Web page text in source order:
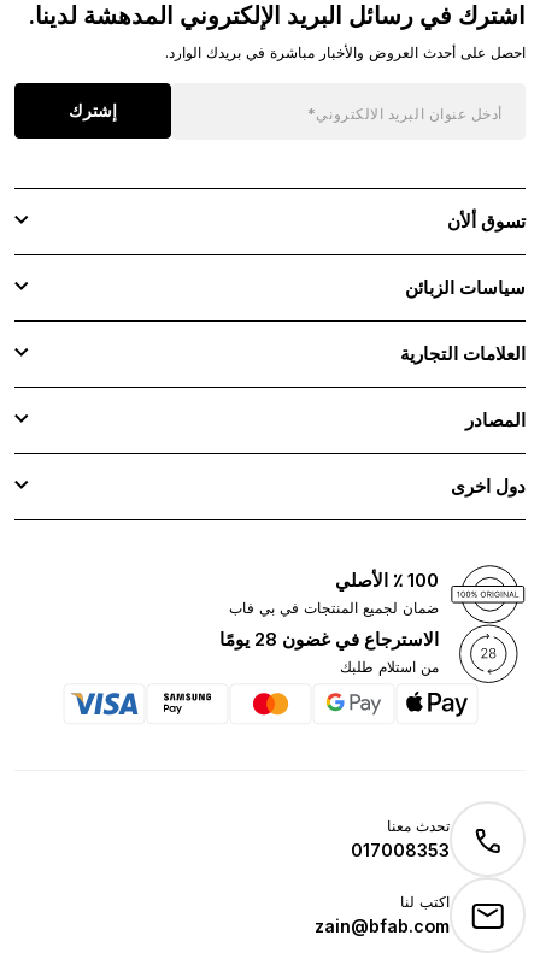
اشترك في رسائل البريد الإلكتروني المدهشة لدينا.
احصل على أحدث العروض والأخبار مباشرة في بريدك الوارد.
إشترك
تسوق ألأن
سياسات الزبائن
العلامات التجارية
المصادر
دول اخرى
100 ٪ الأصلي
ضمان لجميع المنتجات في بي فاب
الاسترجاع في غضون 28 يومًا
من استلام طلبك
تحدث معنا
017008353
اكتب لنا
zain@bfab.com